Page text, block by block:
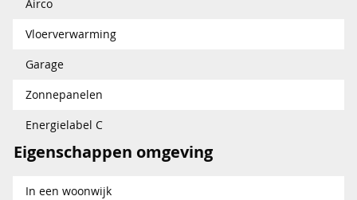
Airco
Vloerverwarming
Garage
Zonnepanelen
Energielabel C
Eigenschappen omgeving
In een woonwijk